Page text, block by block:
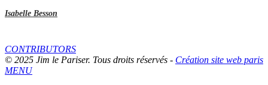
Isabelle Besson
CONTRIBUTORS
© 2025 Jim le Pariser. Tous droits réservés - Création site web paris
MENU